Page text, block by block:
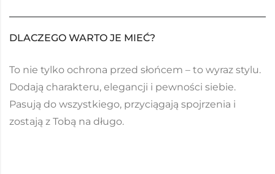
DLACZEGO WARTO JE MIEĆ?
To nie tylko ochrona przed słońcem – to wyraz stylu.
Dodają charakteru, elegancji i pewności siebie.
Pasują do wszystkiego, przyciągają spojrzenia i
zostają z Tobą na długo.